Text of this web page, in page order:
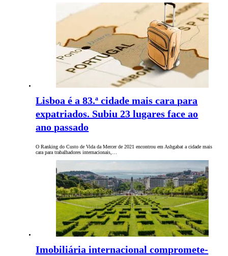
Lisboa é a 83.ª cidade mais cara para
expatriados. Subiu 23 lugares face ao
ano passado
O Ranking do Custo de Vida da Mercer de 2021 encontrou em Ashgabat a cidade mais
cara para trabalhadores internacionais,…
Imobiliária internacional compromete-